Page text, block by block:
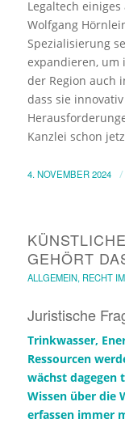
Legaltech
Wolfgang
Spezialisierung
expandieren, um
der Region auch
dass sie
Kanzlei schon
4. NOVEMBER 2024 /
GEHÖRT
ALLGEMEIN, RECHT
Juristische
Trinkwasser,
Ressourcen
wächst dagegen
Wissen über die
erfassen immer